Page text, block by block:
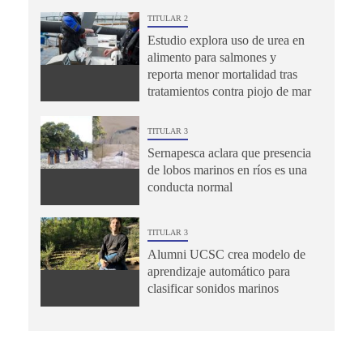
TITULAR 2
Estudio explora uso de urea en
alimento para salmones y
reporta menor mortalidad tras
tratamientos contra piojo de mar
TITULAR 3
Sernapesca aclara que presencia
de lobos marinos en ríos es una
conducta normal
TITULAR 3
Alumni UCSC crea modelo de
aprendizaje automático para
clasificar sonidos marinos